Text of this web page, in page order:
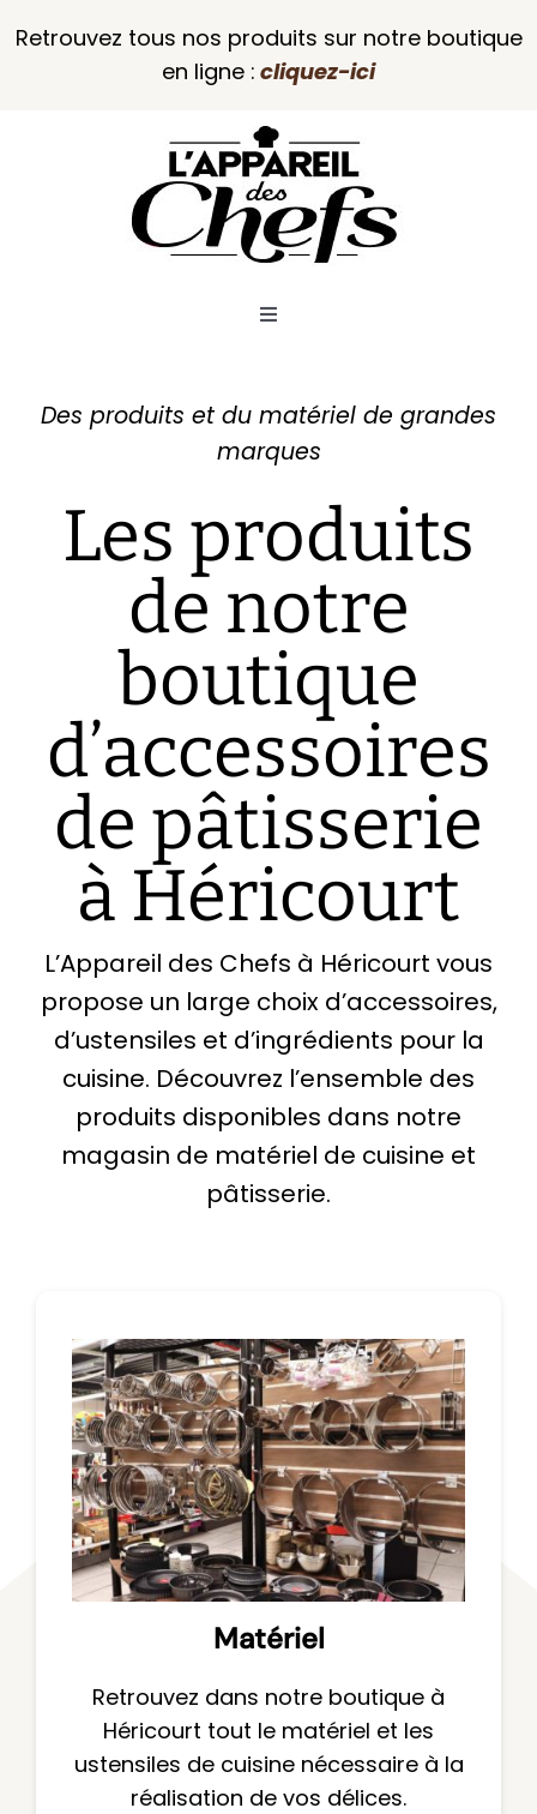
auRetrouvez tous nos produits sur notre boutique
en ligne : cliquez-ici
Toggle
Notre boutique
Venir en boutique
Des produits et du matériel de grandes
marques
Les produits
de notre
boutique
d’accessoires
de pâtisserie
à Héricourt
L’Appareil des Chefs à Héricourt vous
propose un large choix d’accessoires,
d’ustensiles et d’ingrédients pour la
cuisine. Découvrez l’ensemble des
produits disponibles dans notre
magasin de matériel de cuisine et
pâtisserie.
Matériel
Retrouvez dans notre boutique à
Héricourt tout le matériel et les
ustensiles de cuisine nécessaire à la
réalisation de vos délices.